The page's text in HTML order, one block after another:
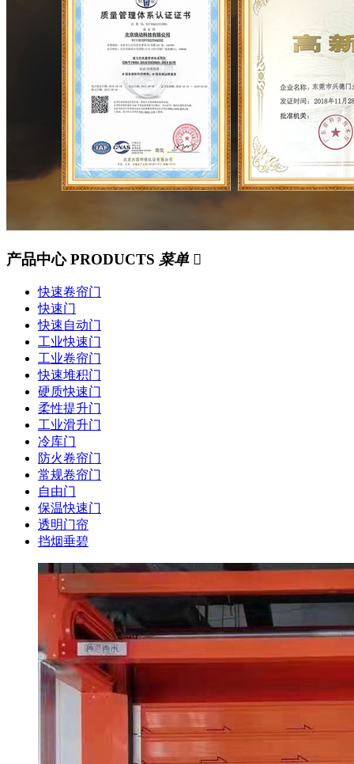
产品中心PRODUCTS 菜单 
快速卷帘门
快速门
快速自动门
工业快速门
工业卷帘门
快速堆积门
硬质快速门
柔性提升门
工业滑升门
冷库门
防火卷帘门
常规卷帘门
自由门
保温快速门
透明门帘
挡烟垂碧